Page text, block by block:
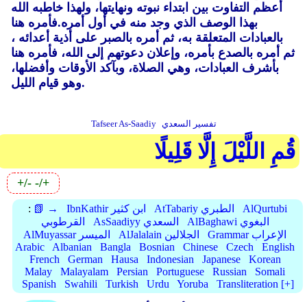
أعظم التفاوت بين ابتداء نبوته ونهايتها، ولهذا خاطبه الله
بهذا الوصف الذي وجد منه في أول أمره.فأمره هنا
بالعبادات المتعلقة به، ثم أمره بالصبر على أذية أعدائه ،
ثم أمره بالصدع بأمره، وإعلان دعوتهم إلى الله، فأمره هنا
بأشرف العبادات، وهي الصلاة، وبآكد الأوقات وأفضلها،
وهو قيام الليل.
Tafseer As-Saadiy تفسير السعدي
قُمِ اللَّيْلَ إِلَّا قَلِيلًا
+/- -/+
: 📗 → IbnKathir ابن كثير AtTabariy الطبري
AlQurtubi
القرطوبي
AsSaadiyy السعدي
AlBaghawi البغوي
AlMuyassar الميسر
AlJalalain الجلالين
Grammar الإعراب
Arabic
Albanian Bangla Bosnian Chinese Czech
English
French
German Hausa Indonesian Japanese
Korean
Malay
Malayalam Persian Portuguese Russian
Somali
Spanish
Swahili Turkish Urdu Yoruba Transliteration [+]